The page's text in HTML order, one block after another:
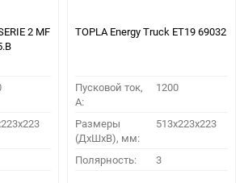
2 MF
TOPLA Energy Truck ET19 69032
Пусковой ток,
A:
1200
Размеры
(ДхШхВ), мм:
513x223x223
Полярность: 3